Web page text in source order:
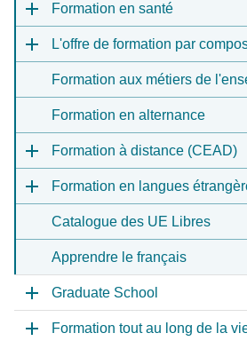
Formation en santé
L'offre de formation par
Formation aux métiers de
Formation en alternance
Formation à distance (CEAD)
Formation en langues
Catalogue des UE Libres
Apprendre le français
Graduate School
Formation tout au long de la